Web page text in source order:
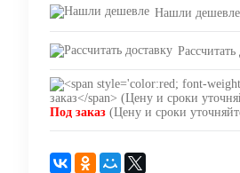
Нашли дешевле
Рассчитать
Под заказ (Цену и сроки